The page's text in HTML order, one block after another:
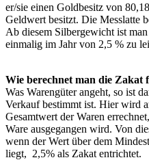
er/sie einen Goldbesitz von
Geldwert besitzt. Die Messlatte
Ab diesem Silbergewicht ist
einmalig im Jahr von 2,5 % zu
Wie berechnet man die Zakat
Was Warengüter angeht, so ist
Verkauf bestimmt ist. Hier wird
Gesamtwert der Waren
Ware ausgegangen wird. Von
wenn der Wert über dem
liegt, 2,5% als Zakat entrichtet.